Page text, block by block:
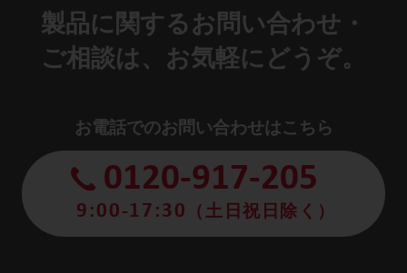
製品に関するお問い合わせ・
ご相談は、お気軽にどうぞ。
お電話でのお問い合わせはこちら
0120-917-205
9:00-17:30 （土日祝日除く）